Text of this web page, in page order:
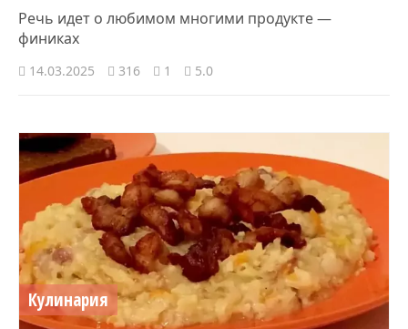
Речь идет о любимом многими продукте —
финиках
14.03.2025 316 1 5.0
Кулинария